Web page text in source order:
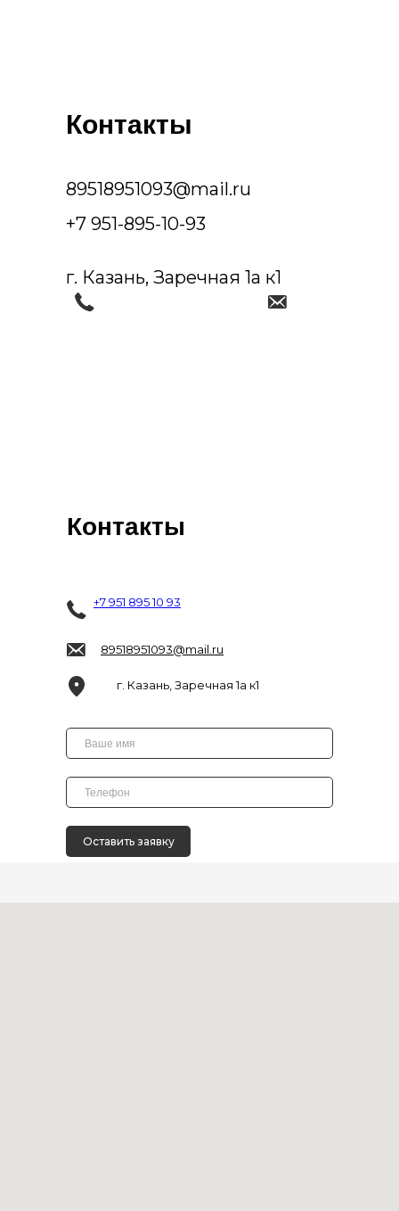
Контакты
+7 951-895-10-93
89518951093@mail.ru
г. Казань, Заречная 1а к1
Оставить заявку
+7 951 895 10 93
г. Казань, Заречная 1а к1
89518951093@mail.ru
Контакты